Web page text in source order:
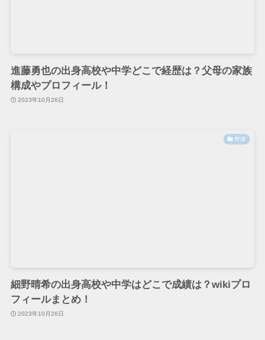
進藤勇也の出身高校や中学どこで経歴は？父母の家族
構成やプロフィール！
2023年10月26日
野球
細野晴希の出身高校や中学はどこで成績は？wikiプロ
フィールまとめ！
2023年10月26日